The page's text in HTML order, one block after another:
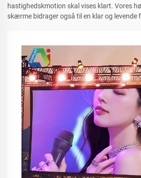
hastighedskmotion skal vises klart. Vores
skærme bidrager også til en klar og levende